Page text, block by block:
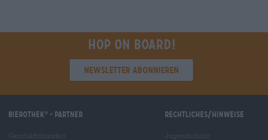
Hop on board!
Newsletter abonnieren
Bierothek - Partner Rechtliches/Hinweise